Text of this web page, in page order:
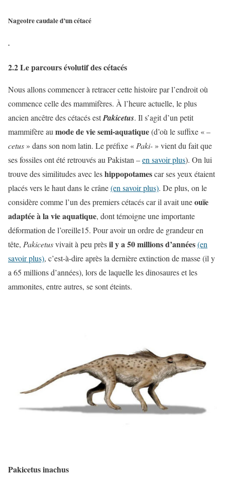
Nageoire caudale d’un cétacé
.
2.2 Le parcours évolutif des cétacés
Nous allons commencer à retracer cette histoire par l’endroit où
commence celle des mammifères. À l’heure actuelle, le plus
ancien ancêtre des cétacés estPakicetus. Il s’agit d’un petit
mammifère au mode de vie semi-aquatique(d’où le suffixe « –
cetus » dans son nom latin. Le préfixe « Paki- » vient du fait que
ses fossiles ont été retrouvés au Pakistan –en savoir plus). On lui
trouve des similitudes avec leshippopotamescar ses yeux étaient
placés vers le haut dans le crâne(en savoir plus). De plus, on le
considère comme l’un des premiers cétacés car il avait uneouïe
adaptée à la vie aquatique, dont témoigne une importante
déformation de l’oreille15. Pour avoir un ordre de grandeur en
tête, Pakicetusvivait à peu prèsil y a 50 millions d’années(en
savoir plus), c’est-à-dire après la dernière extinction de masse (il y
a 65 millions d’années), lors de laquelle les dinosaures et les
ammonites, entre autres, se sont éteints.
Pakicetus inachus